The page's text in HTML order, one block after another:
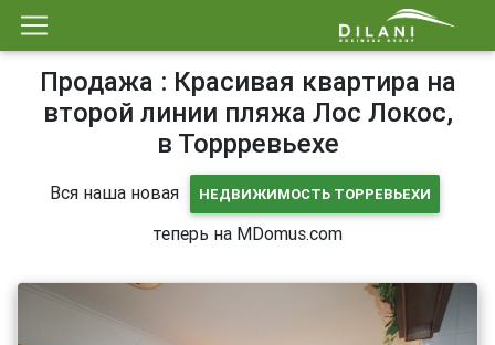
Продажа : Красивая квартира на
второй линии пляжа Лос Локос,
в Торрревьехе
Вся наша новая НЕДВИЖИМОСТЬ ТОРРЕВЬЕХИ
теперь на MDomus.com